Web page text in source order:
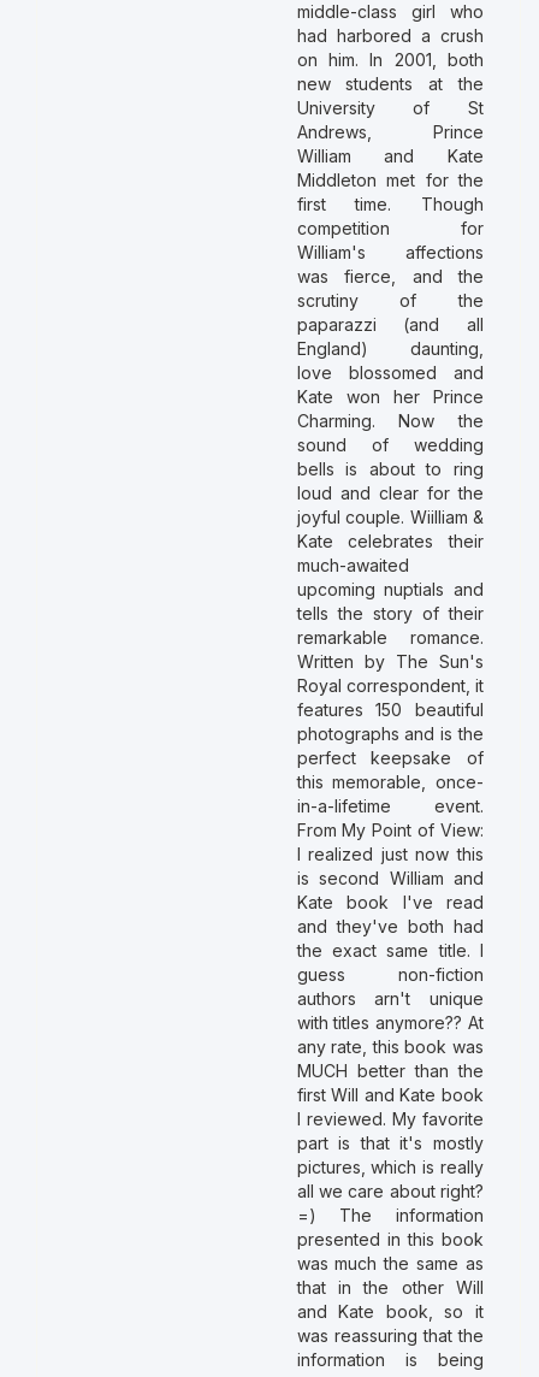
middle-class girl who
had harbored a crush
on him. In 2001, both
new students at the
University of St
Andrews, Prince
William and Kate
Middleton met for the
first time. Though
competition for
William's affections
was fierce, and the
scrutiny of the
paparazzi (and all
England) daunting,
love blossomed and
Kate won her Prince
Charming. Now the
sound of wedding
bells is about to ring
loud and clear for the
joyful couple. Wiilliam &
Kate celebrates their
much-awaited
upcoming nuptials and
tells the story of their
remarkable romance.
Written by The Sun's
Royal correspondent, it
features 150 beautiful
photographs and is the
perfect keepsake of
this memorable, once-
in-a-lifetime event.
From My Point of View:
I realized just now this
is second William and
Kate book I've read
and they've both had
the exact same title. I
guess non-fiction
authors arn't unique
with titles anymore?? At
any rate, this book was
MUCH better than the
first Will and Kate book
I reviewed. My favorite
part is that it's mostly
pictures, which is really
all we care about right?
=) The information
presented in this book
was much the same as
that in the other Will
and Kate book, so it
was reassuring that the
information is being